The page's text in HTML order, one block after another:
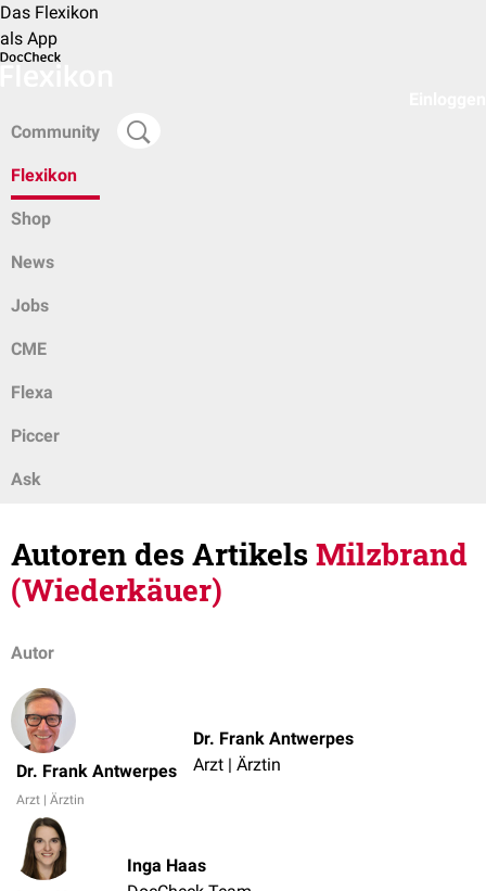
Das Flexikon
als App
Community
Flexikon
Shop
News
Jobs
CME
Flexa
Piccer
Ask
Autoren des ArtikelsMilzbrand
(Wiederkäuer)
Autor
Dr. Frank Antwerpes
Arzt | Ärztin
Dr. Frank Antwerpes
Arzt | Ärztin
Inga Haas